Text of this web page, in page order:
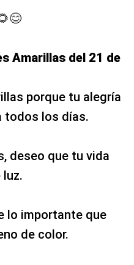
Amarillas del 21 de
porque tu alegría
todos los días.
deseo que tu vida
lo importante que
de color.